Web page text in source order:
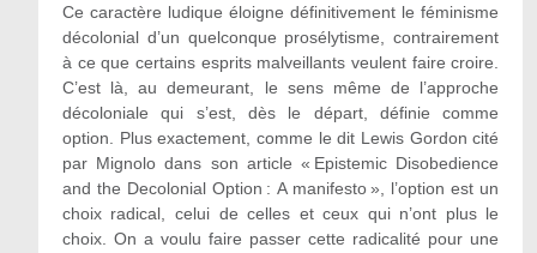
Ce caractère ludique éloigne définitivement le féminisme
décolonial d’un quelconque prosélytisme, contrairement
à ce que certains esprits malveillants veulent faire croire.
C’est là, au demeurant, le sens même de l’approche
décoloniale qui s’est, dès le départ, définie comme
option. Plus exactement, comme le dit Lewis Gordon cité
par Mignolo dans son article « Epistemic Disobedience
and the Decolonial Option : A manifesto », l’option est un
choix radical, celui de celles et ceux qui n’ont plus le
choix. On a voulu faire passer cette radicalité pour une